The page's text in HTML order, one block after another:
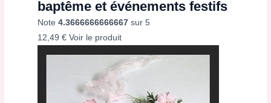
baptême et événements festifs
Note4.3666666666667 sur 5
12,49€ Voir le produit